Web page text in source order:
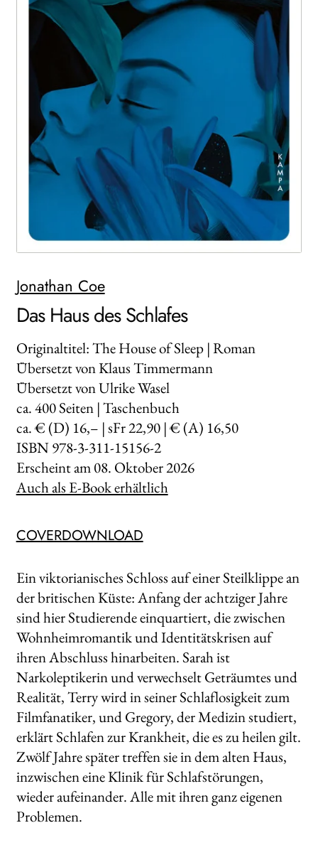
WEITERE VERLAGE
Jonathan Coe
Das Haus des Schlafes
Originaltitel: The House of Sleep | Roman
Übersetzt von Klaus Timmermann
Übersetzt von Ulrike Wasel
ca.400Seiten | Taschenbuch
ca. € (D) 16,– | sFr 22,90 | € (A) 16,50
ISBN 978-3-311-15156-2
Erscheint am08. Oktober 2026
Auch als E-Book erhältlich
COVERDOWNLOAD
Ein viktorianisches Schloss auf einer Steilklippe an
der britischen Küste: Anfang der achtziger Jahre
sind hier Studierende einquartiert, die zwischen
Wohnheimromantik und Identitätskrisen auf
ihren Abschluss hinarbeiten. Sarah ist
Narkoleptikerin und verwechselt Geträumtes und
Realität, Terry wird in seiner Schlaflosigkeit zum
Filmfanatiker, und Gregory, der Medizin studiert,
erklärt Schlafen zur Krankheit, die es zu heilen gilt.
Zwölf Jahre später treffen sie in dem alten Haus,
inzwischen eine Klinik für Schlafstörungen,
wieder aufeinander. Alle mit ihren ganz eigenen
Problemen.